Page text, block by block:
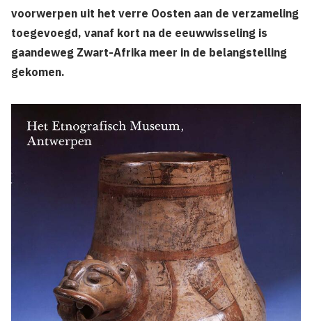
voorwerpen uit het verre Oosten aan de verzameling
toegevoegd, vanaf kort na de eeuwwisseling is
gaandeweg Zwart-Afrika meer in de belangstelling
gekomen.